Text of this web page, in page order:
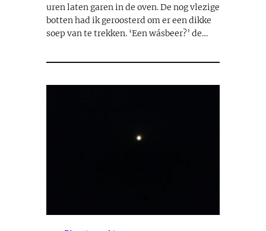
uren laten garen in de oven. De nog vlezige
botten had ik geroosterd om er een dikke
soep van te trekken. ‘Een wásbeer?’ de…